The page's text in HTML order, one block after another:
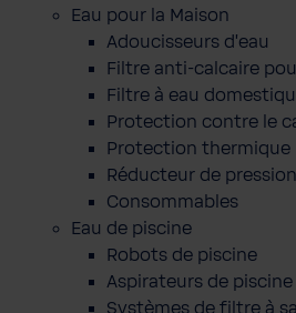
Eau pour la Maison
Adoucisseurs d'eau
Filtre anti-calcaire
Filtre à eau
Protection contre le
Protection thermique
Réducteur de pression
Consommables
Eau de piscine
Robots de piscine
Aspirateurs de piscine
Systèmes de filtre à